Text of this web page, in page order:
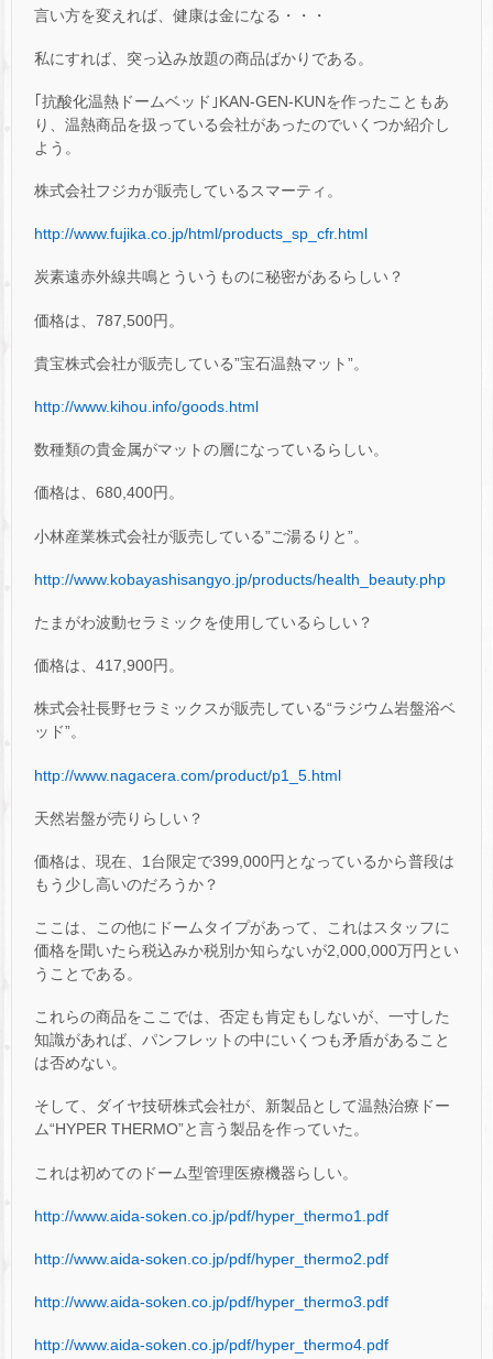
言い方を変えれば、健康は金になる・・・
私にすれば、突っ込み放題の商品ばかりである。
｢抗酸化温熱ドームベッド｣KAN-GEN-KUNを作ったこともあ
り、温熱商品を扱っている会社があったのでいくつか紹介し
よう。
株式会社フジカが販売しているスマーティ。
http://www.fujika.co.jp/html/products_sp_cfr.html
炭素遠赤外線共鳴とういうものに秘密があるらしい？
価格は、787,500円。
貴宝株式会社が販売している”宝石温熱マット”。
http://www.kihou.info/goods.html
数種類の貴金属がマットの層になっているらしい。
価格は、680,400円。
小林産業株式会社が販売している”ご湯るりと”。
http://www.kobayashisangyo.jp/products/health_beauty.php
たまがわ波動セラミックを使用しているらしい？
価格は、417,900円。
株式会社長野セラミックスが販売している“ラジウム岩盤浴ベ
ッド”。
http://www.nagacera.com/product/p1_5.html
天然岩盤が売りらしい？
価格は、現在、1台限定で399,000円となっているから普段は
もう少し高いのだろうか？
ここは、この他にドームタイプがあって、これはスタッフに
価格を聞いたら税込みか税別か知らないが2,000,000万円とい
うことである。
これらの商品をここでは、否定も肯定もしないが、一寸した
知識があれば、パンフレットの中にいくつも矛盾があること
は否めない。
そして、ダイヤ技研株式会社が、新製品として温熱治療ドー
ム“HYPER THERMO”と言う製品を作っていた。
これは初めてのドーム型管理医療機器らしい。
http://www.aida-soken.co.jp/pdf/hyper_thermo1.pdf
http://www.aida-soken.co.jp/pdf/hyper_thermo2.pdf
http://www.aida-soken.co.jp/pdf/hyper_thermo3.pdf
http://www.aida-soken.co.jp/pdf/hyper_thermo4.pdf